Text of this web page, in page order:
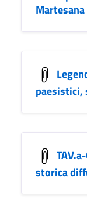
Martesana
storica